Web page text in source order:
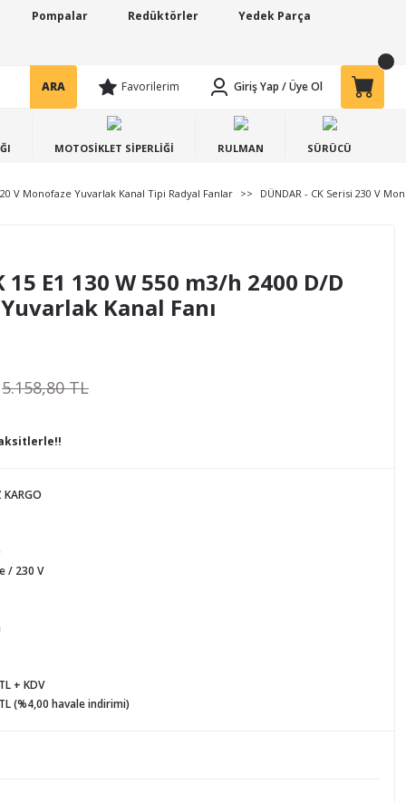
Pompalar Redüktörler Yedek Parça
ARA Favorilerim Giriş Yap /Üye Ol
MOTOSİKLET SİPERLİĞİ RULMAN SÜRÜCÜ
V Monofaze Yuvarlak Kanal Tipi Radyal Fanlar DÜNDAR - CK Serisi 230 V
15 E1 130 W 550 m3/h 2400 D/D
Kanal Fanı
5.158,80 TL
KARGO
/ 230 V
+ KDV
(%4,00 havale indirimi)